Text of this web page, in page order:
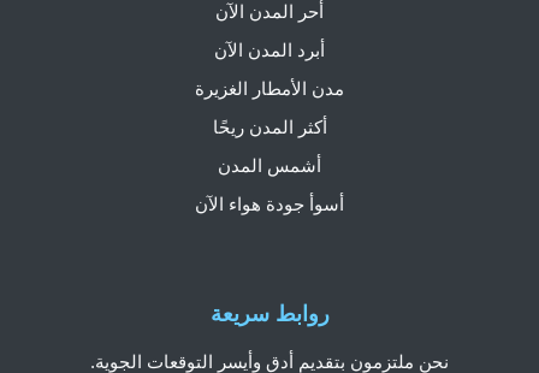
روابط سريعة
نحن ملتزمون بتقديم أدق وأيسر التوقعات الجوية.
أحر المدن الآن
أبرد المدن الآن
مدن الأمطار الغزيرة
أكثر المدن ريحًا
أشمس المدن
أسوأ جودة هواء الآن